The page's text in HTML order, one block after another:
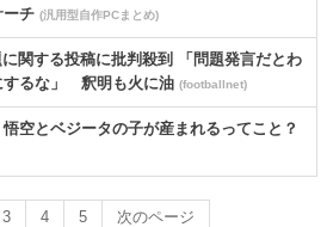
チ (汎用型自作PCまとめ)
関する投稿に批判殺到 「問題発言だとわ
するな」 釈明も火に油 (footballnet)
空とベジータの子が産まれるってこと？
3 4 5 次のページ